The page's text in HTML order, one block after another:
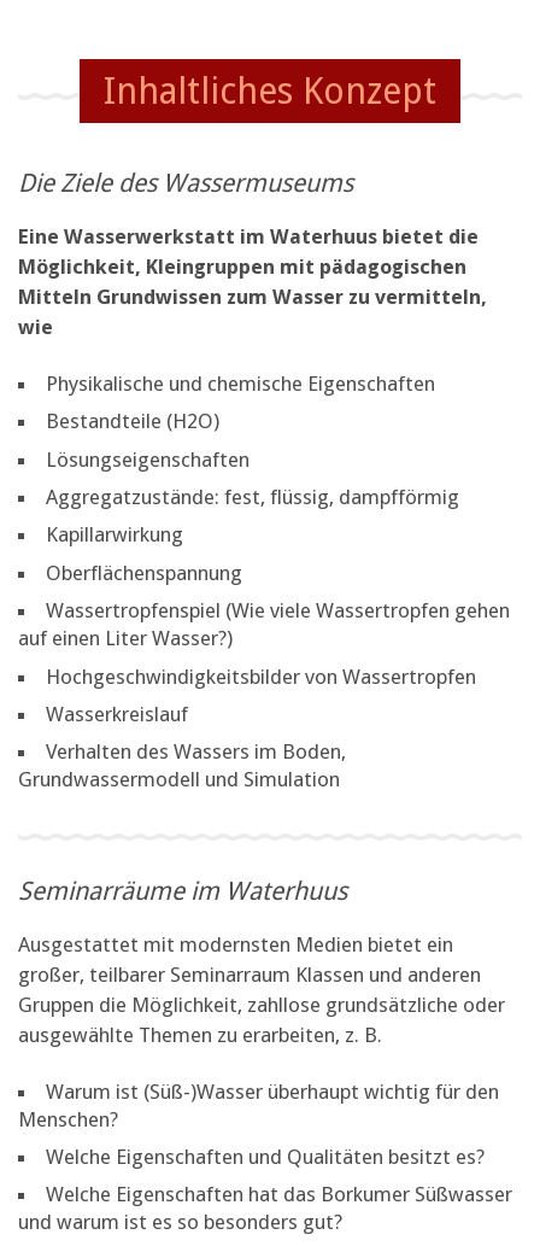
Inhaltliches Konzept
Die Ziele des Wassermuseums
Eine Wasserwerkstatt im Waterhuus bietet die
Möglichkeit, Kleingruppen mit pädagogischen
Mitteln Grundwissen zum Wasser zu vermitteln,
wie
Physikalische und chemische Eigenschaften
Bestandteile (H2O)
Lösungseigenschaften
Aggregatzustände: fest, flüssig, dampfförmig
Kapillarwirkung
Oberflächenspannung
Wassertropfenspiel (Wie viele Wassertropfen gehen
auf einen Liter Wasser?)
Hochgeschwindigkeitsbilder von Wassertropfen
Wasserkreislauf
Verhalten des Wassers im Boden,
Grundwassermodell und Simulation
Seminarräume im Waterhuus
Ausgestattet mit modernsten Medien bietet ein
großer, teilbarer Seminarraum Klassen und anderen
Gruppen die Möglichkeit, zahllose grundsätzliche oder
ausgewählte Themen zu erarbeiten, z. B.
Warum ist (Süß-)Wasser überhaupt wichtig für den
Menschen?
Welche Eigenschaften und Qualitäten besitzt es?
Welche Eigenschaften hat das Borkumer Süßwasser
und warum ist es so besonders gut?